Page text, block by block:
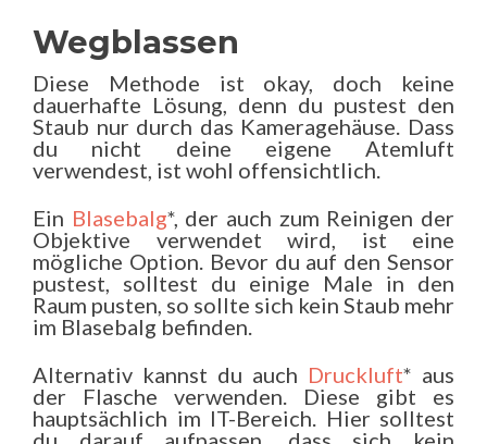
Wegblassen
Diese Methode ist okay, doch keine
dauerhafte Lösung, denn du pustest den
Staub nur durch das Kameragehäuse. Dass
du nicht deine eigene Atemluft
verwendest, ist wohl offensichtlich.
Ein Blasebalg*, der auch zum Reinigen der
Objektive verwendet wird, ist eine
mögliche Option. Bevor du auf den Sensor
pustest, solltest du einige Male in den
Raum pusten, so sollte sich kein Staub mehr
im Blasebalg befinden.
Alternativ kannst du auch Druckluft* aus
der Flasche verwenden. Diese gibt es
hauptsächlich im IT-Bereich. Hier solltest